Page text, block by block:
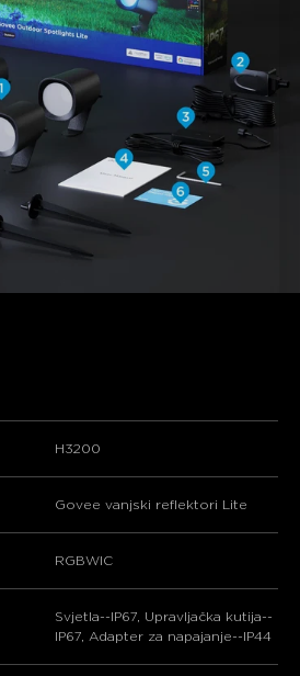
H3200
Govee vanjski reflektori Lite
RGBWIC
Svjetla--IP67, Upravljačka kutija--
IP67, Adapter za napajanje--IP44